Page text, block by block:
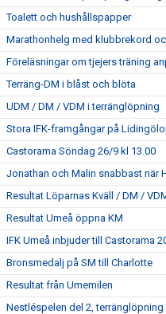
Toalett och hushållspapper
Marathonhelg med klubbrekord
Föreläsningar om tjejers träning
Terräng-DM i blåst och blöta
UDM / DM / VDM i terränglöpning
Stora IFK-framgångar på
Castorama Söndag 26/9 kl 13.00
Jonathan och Malin snabbast när
Resultat Löparnas Kväll / DM /
Resultat Umeå öppna KM
IFK Umeå inbjuder till Castorama
Bronsmedalj på SM till Charlotte
Resultat från Umemilen
Nestléspelen del 2, terränglöpning